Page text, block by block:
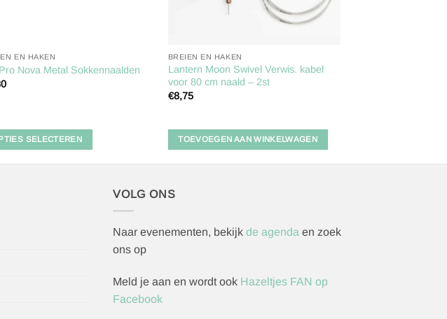
EN HAKEN
Nova Metal Sokkennaalden
SELECTEREN
BREIEN EN HAKEN
Lantern Moon Swivel Verwis. kabel
voor 80 cm naald – 2st
€8,75
TOEVOEGEN AAN WINKELWAGEN
VOLG ONS
Naar evenementen, bekijk de agenda en zoek
ons op
Meld je aan en wordt ook Hazeltjes FAN op
Facebook